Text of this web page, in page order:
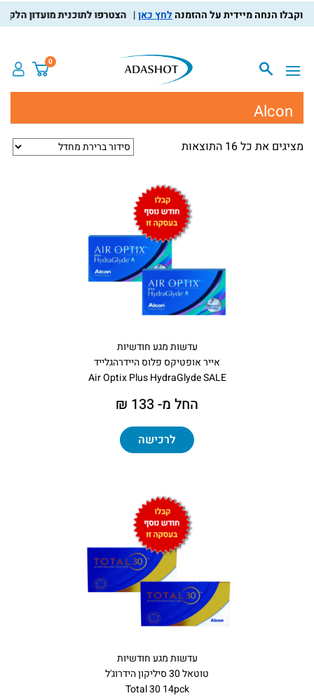
לחץ כאן הצטרפו לתוכנית מועדון הלקוחות,
0
Alcon
מציגים את כל ⁦16⁩ התוצאות
עדשות מגע חודשיות
אייר אופטיקס פלוס היידרהגלייד
Air Optix Plus HydraGlyde SALE
החל מ- 133 ₪
לרכישה
עדשות מגע חודשיות
טוטאל 30 סיליקון הידרוג'ל
Total 30 14pck